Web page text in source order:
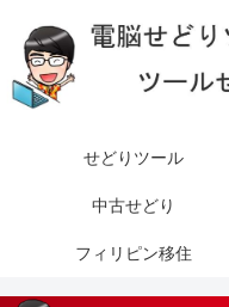
せどりツール
中古せどり
フィリピン移住